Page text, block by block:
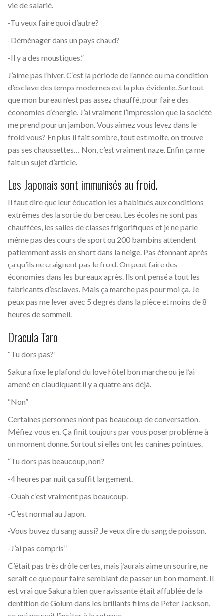
vie de salarié.
-Tu veux faire quoi d’autre?
-Déménager dans un pays chaud?
-Il y a des moustiques.”
J’aime pas l’hiver. C’est la période de l’année ou ma condition
d’esclave des temps modernes est la plus évidente. Surtout
que mon bureau n’est pas assez chauffé, pour faire des
économies d’énergie. J’ai vraiment l’impression que la société
me prend pour un jambon. Vous aimez vous levez dans le
froid vous? En plus il fait sombre, tout est moite, on trouve
pas ses chaussettes… Non, c’est vraiment naze. Enfin ça me
fait un sujet d’article.
Les Japonais sont immunisés au froid.
Il faut dire que leur éducation les a habitués aux conditions
extrêmes des la sortie du berceau. Les écoles ne sont pas
chauffées, les salles de classes frigorifiques et je ne parle
même pas des cours de sport ou 200 bambins attendent
patiemment assis en short dans la neige. Pas étonnant après
ça qu’ils ne craignent pas le froid. On peut faire des
économies dans les bureaux après. Ils ont pensé a tout les
fabricants d’esclaves. Mais ça marche pas pour moi ça. Je
peux pas me lever avec 5 degrés dans la pièce et moins de 8
heures de sommeil.
Dracula Taro
“Tu dors pas?”
Sakura fixe le plafond du love hôtel bon marche ou je l’ai
amené en claudiquant il y a quatre ans déjà.
“Non”
Certaines personnes n’ont pas beaucoup de conversation.
Méfiez vous en. Ça finit toujours par vous poser problème à
un moment donne. Surtout si elles ont les canines pointues.
“Tu dors pas beaucoup, non?
-4 heures par nuit ça suffit largement.
-Ouah c’est vraiment pas beaucoup.
-C’est normal au Japon.
-Vous buvez du sang aussi? Je veux dire du sang de poisson.
-J’ai pas compris”
C’était pas très drôle certes, mais j’aurais aime un sourire, ne
serait ce que pour faire semblant de passer un bon moment. Il
est vrai que Sakura bien que ravissante était affublée de la
dentition de Golum dans les brillants films de Peter Jackson,